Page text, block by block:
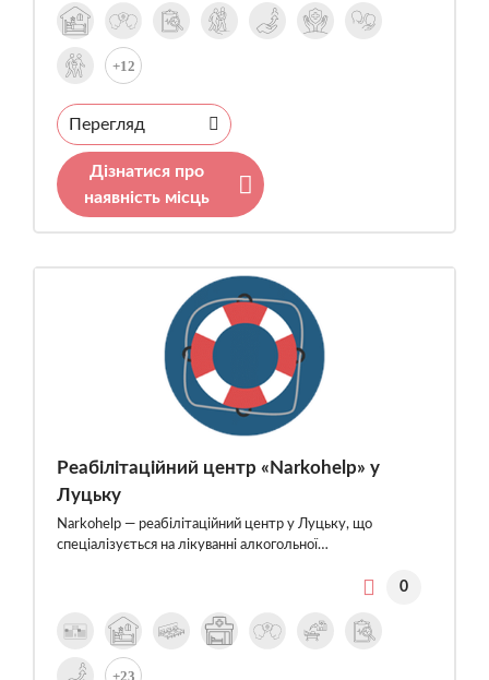
+12
Перегляд
Дізнатися про
наявність місць
Реабілітаційний центр «Narkohelp» у
Луцьку
Narkohelp — реабілітаційний центр у Луцьку, що
спеціалізується на лікуванні алкогольної…
0
+23